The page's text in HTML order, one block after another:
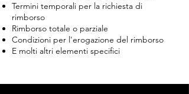
Termini temporali per la richiesta di
rimborso
Rimborso totale o parziale
Condizioni per l'erogazione del rimborso
E molti altri elementi specifici